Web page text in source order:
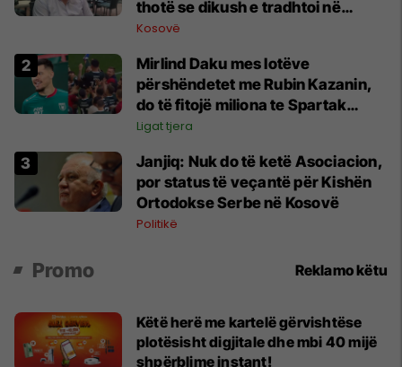
thotë se dikush e tradhtoi në
Beograd
Kosovë
Mirlind Daku mes lotëve
përshëndetet me Rubin Kazanin,
do të fitojë miliona te Spartak
Moska
Ligat tjera
Janjiq: Nuk do të ketë Asociacion,
por status të veçantë për Kishën
Ortodokse Serbe në Kosovë
Politikë
Promo Reklamo këtu
Këtë herë me kartelë gërvishtëse
plotësisht digjitale dhe mbi 40 mijë
shpërblime instant!